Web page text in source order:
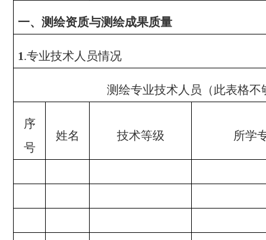
一、测绘资质与测绘成果质量
1.专业技术人员情况
测绘专业技术人员（此表格
序
号
姓名 技术等级 所学